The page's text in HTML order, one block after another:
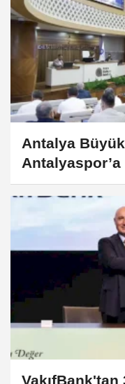
Antalya